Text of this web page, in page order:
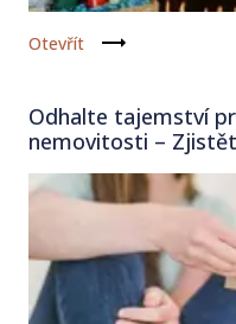
Otevřít
Odhalte tajemství
nemovitosti –